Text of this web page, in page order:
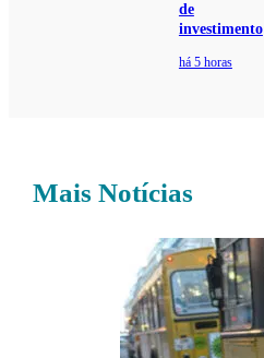
de
investimento
há 5 horas
Mais Notícias